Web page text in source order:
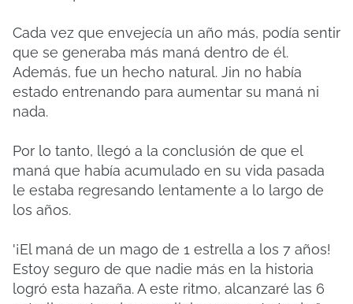
Cada vez que envejecía un año más, podía sentir
que se generaba más maná dentro de él.
Además, fue un hecho natural. Jin no había
estado entrenando para aumentar su maná ni
nada.
Por lo tanto, llegó a la conclusión de que el
maná que había acumulado en su vida pasada
le estaba regresando lentamente a lo largo de
los años.
'¡El maná de un mago de 1 estrella a los 7 años!
Estoy seguro de que nadie más en la historia
logró esta hazaña. A este ritmo, alcanzaré las 6